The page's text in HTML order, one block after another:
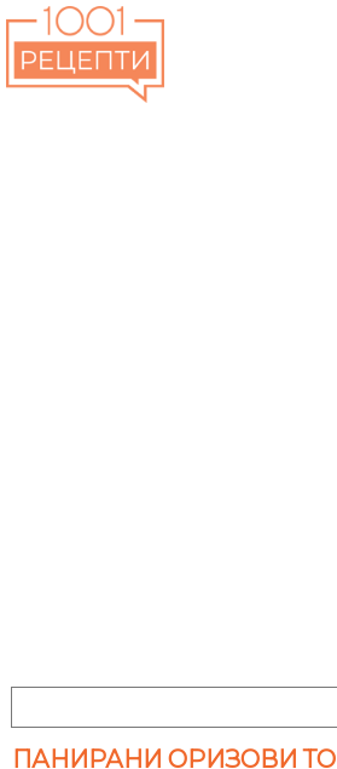
ПАНИРАНИ ОРИЗОВИ